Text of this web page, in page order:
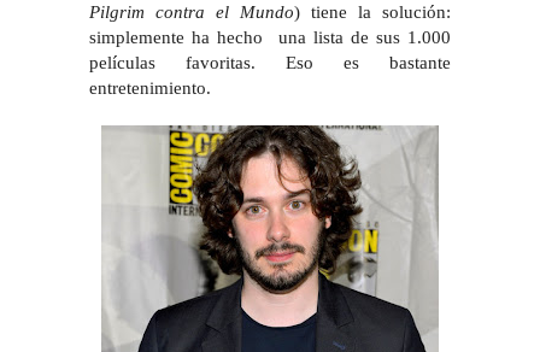
Pilgrim contra el Mundo) tiene la solución:
simplemente ha hecho una lista de sus 1.000
películas favoritas. Eso es bastante
entretenimiento.